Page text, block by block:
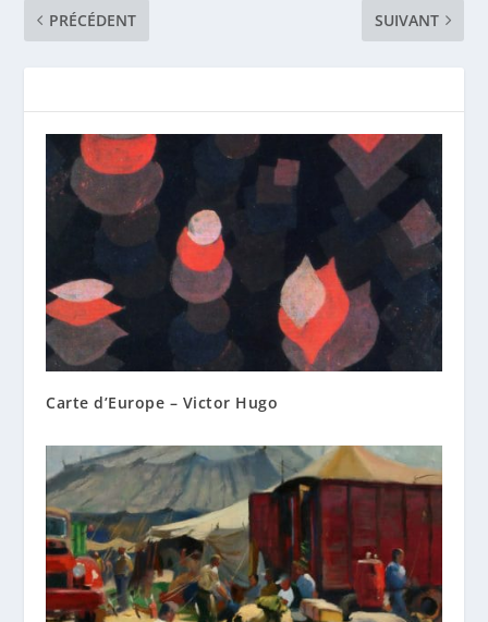
PRÉCÉDENT
SUIVANT
Carte d’Europe – Victor Hugo